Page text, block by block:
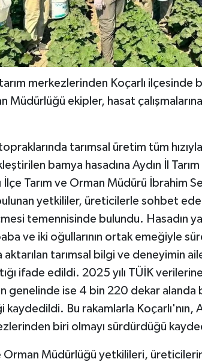
merkezlerinden Koçarlı ilçesinde
Müdürlüğü ekipler, hasat
tarımsal üretim tüm
bamya hasadına Aydın İl
İlçe Tarım ve Orman Müdürü İbrahim
yetkililer, üreticilerle sohbet
temennisinde bulundu. Hasadın
ve iki oğullarının ortak emeğiyle
aktarılan tarımsal bilgi ve deneyimin
ifade edildi. 2025 yılı TÜİK
genelinde ise 4 bin 220 dekar alanda
Bu rakamlarla Koçarlı'nın,
biri olmayı sürdürdüğü
Orman Müdürlüğü yetkilileri,